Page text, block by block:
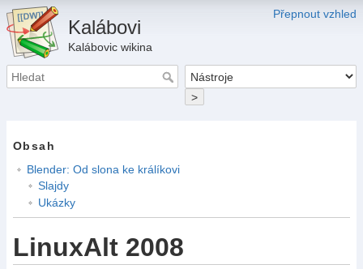
Přepnout vzhled
Kalábovi
Kalábovic wikina
>
Obsah
Blender: Od slona ke králíkovi
Slajdy
Ukázky
LinuxAlt 2008